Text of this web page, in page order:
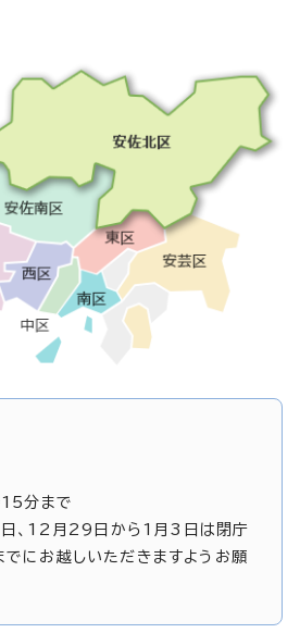
分まで
、12月29日から1月3日は閉庁
にお越しいただきますようお願